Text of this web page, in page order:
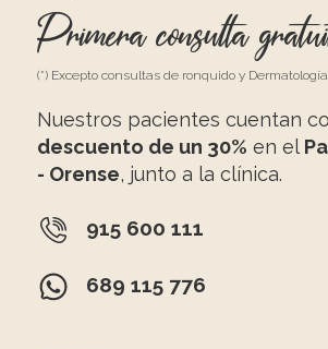
Primera consulta
(*) Excepto consultas de ronquido y
Nuestros pacientes cuentan
descuento de un 30% en el
- Orense, junto a la clínica.
915 600 111
689 115 776